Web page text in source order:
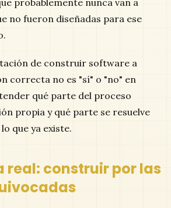
probablemente nunca van a
no fueron diseñadas para ese
de construir software a
correcta no es "sí" o "no" en
qué parte del proceso
propia y qué parte se resuelve
que ya existe.
real: construir por las